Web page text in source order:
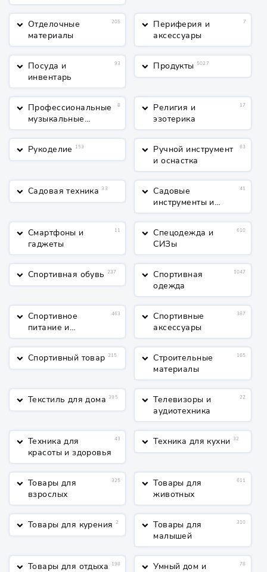
keyboard_arrow_down Отделочные
материалы
205 keyboard_arrow_down Периферия и
аксессуары
7
keyboard_arrow_down Посуда и
инвентарь
93 keyboard_arrow_down Продукты 5027
keyboard_arrow_down Профессиональные
музыкальные
инструменты
8 keyboard_arrow_down Религия и
эзотерика
17
keyboard_arrow_down Рукоделие 153 keyboard_arrow_down Ручной инструмент
и оснастка
63
keyboard_arrow_down Садовая техника 33 keyboard_arrow_down Садовые
инструменты и
полив
41
keyboard_arrow_down Смартфоны и
гаджеты
11 keyboard_arrow_down Спецодежда и
СИЗы
610
keyboard_arrow_down Спортивная обувь 237 keyboard_arrow_down Спортивная
одежда
1047
keyboard_arrow_down Спортивное
питание и
косметика
463 keyboard_arrow_down Спортивные
аксессуары
387
keyboard_arrow_down Спортивный товар 215 keyboard_arrow_down Строительные
материалы
165
keyboard_arrow_down Текстиль для дома 395 keyboard_arrow_down Телевизоры и
аудиотехника
22
keyboard_arrow_down Техника для
красоты и здоровья
43 keyboard_arrow_down Техника для кухни 32
keyboard_arrow_down Товары для
взрослых
325 keyboard_arrow_down Товары для
животных
611
keyboard_arrow_down Товары для курения 2 keyboard_arrow_down Товары для
малышей
310
keyboard_arrow_down Товары для отдыха 198 keyboard_arrow_down Умный дом и 78